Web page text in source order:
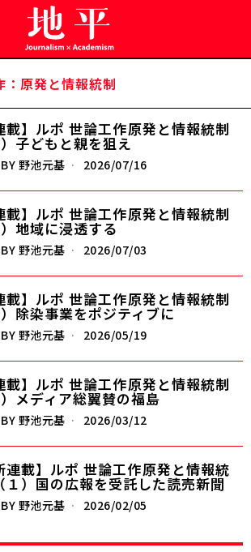
：原発と情報統制
載】ルポ 世論工作――原発と情報統制
）子どもと親を狙え
BY 野池元基 2026/07/16
載】ルポ 世論工作――原発と情報統制
）地域に浸透する
BY 野池元基 2026/07/03
載】ルポ 世論工作――原発と情報統制
）除染事業をポジティブに
BY 野池元基 2026/05/19
載】ルポ 世論工作――原発と情報統制
）メディア総翼賛の福島
BY 野池元基 2026/03/12
連載】ルポ 世論工作――原発と情報統
１）国の広報を受託した読売新聞
BY 野池元基 2026/02/05